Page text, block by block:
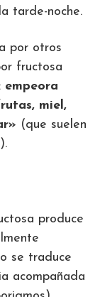
tarde-noche.
por otros
fructosa
empeora
miel,
(que suelen
produce
se traduce
acompañada